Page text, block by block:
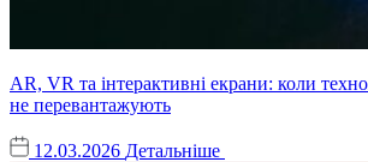
AR, VR та інтерактивні екрани: коли
не перевантажують
12.03.2026 Детальніше